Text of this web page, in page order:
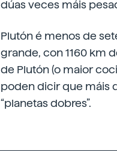
dúas veces máis
Plutón é menos de
grande, con 1160 km
de Plutón (o maior
poden dicir que máis
“planetas dobres”.